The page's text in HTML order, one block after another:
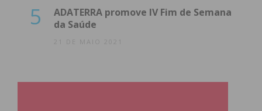
5
ADATERRA promove IV Fim de Semana
da Saúde
21 DE MAIO 2021